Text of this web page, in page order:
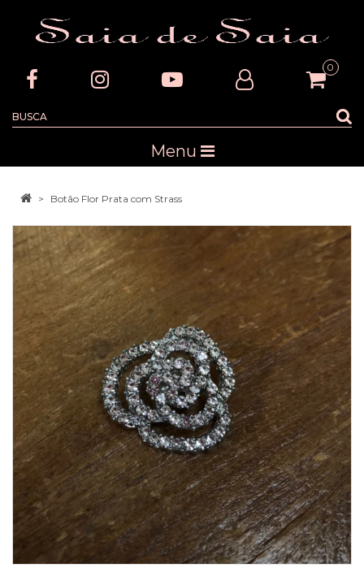
0
Menu
Botão Flor Prata com Strass